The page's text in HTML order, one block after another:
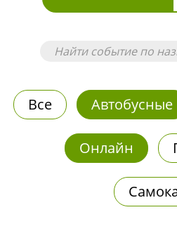
Все Автобусные
Онлайн